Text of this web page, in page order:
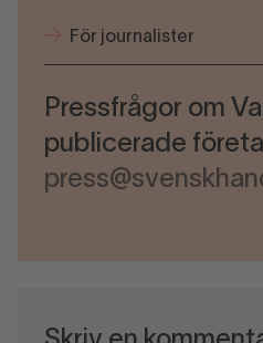
För journalister
Pressfrågor om
publicerade